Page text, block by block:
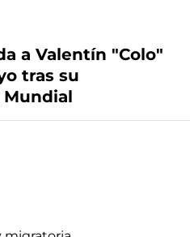
a Valentín "Colo"
tras su